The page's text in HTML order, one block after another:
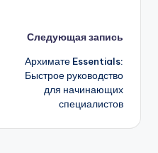
Следующая запись
Архимате Essentials:
Быстрое руководство
для начинающих
специалистов